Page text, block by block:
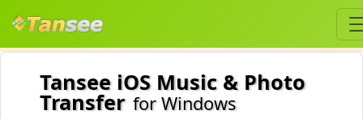
Tansee iOS Music & Photo
Transfer for Windows